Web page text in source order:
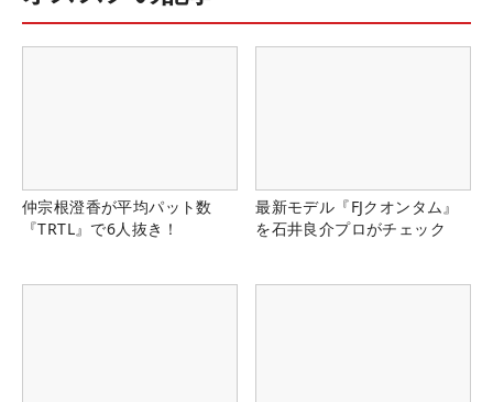
仲宗根澄香が平均パット数
『TRTL』で6人抜き！
最新モデル『FJクオンタム』
を石井良介プロがチェック